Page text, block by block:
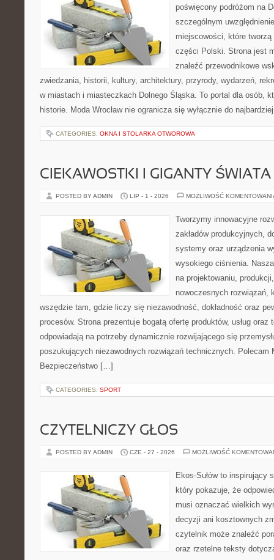
poświęcony podróżom na
szczególnym
miejscowości, które
części Polski. Strona jest
znaleźć przewodnikowe
zwiedzania, historii, kultury, architektury, przyrody, wydarzeń,
w miastach i miasteczkach Dolnego Śląska. To portal dla osób,
historie. Moda Wrocław nie ogranicza się wyłącznie do
CATEGORIES: OKNA I STOLARKA OTWOROWA
CIEKAWOSTKI I GIGANTY ŚWIATA
POSTED BY ADMIN LIP - 1 - 2026 MOŻLIWOŚĆ
Tworzymy innowacyjne
zakładów produkcyjnych,
systemy oraz urządzenia
wysokiego ciśnienia.
na projektowaniu,
nowoczesnych rozwiązań,
wszędzie tam, gdzie liczy się niezawodność, dokładność oraz
procesów. Strona prezentuje bogatą ofertę produktów, usług oraz
odpowiadają na potrzeby dynamicznie rozwijającego się
poszukujących niezawodnych rozwiązań technicznych. Polecam
Bezpieczeństwo […]
CATEGORIES: SPORT
CZYTELNICZY GŁOS
POSTED BY ADMIN CZE - 27 - 2026 MOŻLIWOŚĆ
Ekos-Sułów to inspirujący
który pokazuje, że
musi oznaczać wielkich
decyzji ani kosztownych
czytelnik może znaleźć
oraz rzetelne teksty